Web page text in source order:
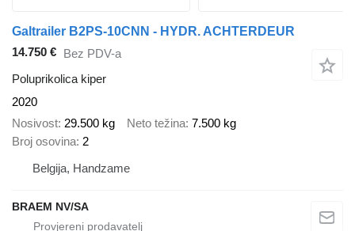
Galtrailer B2PS-10CNN - HYDR. ACHTERDEUR
14.750 € Bez PDV-a
Poluprikolica kiper
2020
Nosivost 29.500 kg Neto težina 7.500 kg
Broj osovina 2
Belgija, Handzame
BRAEM NV/SA